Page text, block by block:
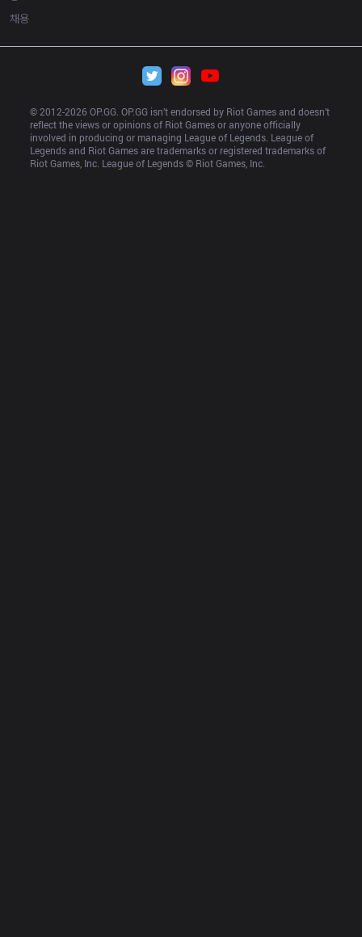
채용
© 2012-2026 OP.GG. OP.GG isn’t endorsed by Riot Games and doesn’t
reflect the views or opinions of Riot Games or anyone officially
involved in producing or managing League of Legends. League of
Legends and Riot Games are trademarks or registered trademarks of
Riot Games, Inc. League of Legends © Riot Games, Inc.